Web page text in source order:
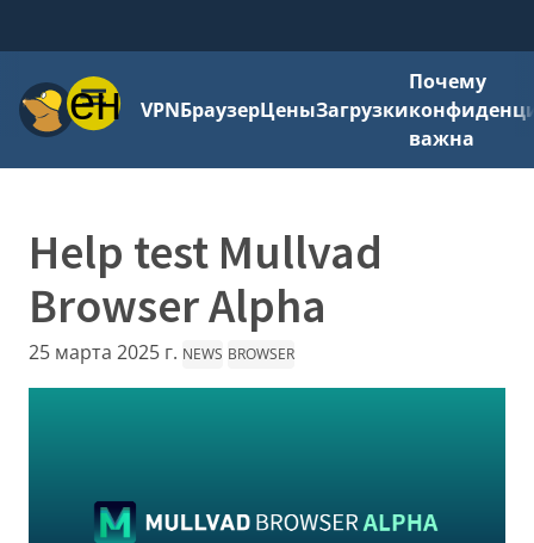
МенюVPNБраузерЦеныЗагрузки
Почему
важна
Help test Mullvad
Browser Alpha
25 марта 2025 г. NEWS BROWSER